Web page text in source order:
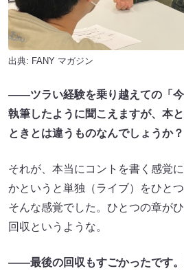
出典: FANY マガジン
――ツラい経験を乗り越えての「
執筆したように聞こえますが、本
ときとは違うものなんでしょうか？
それが、本当にコントを書く感覚
かというと単独（ライブ）をひと
そんな感覚でした。ひとつの章が
回収というような。
――最後の回収もすごかったです